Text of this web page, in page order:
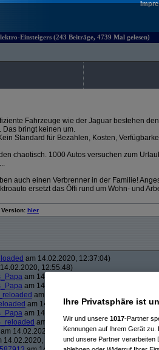
Einsteigers (243 Beiträge, 4739 Mal gelesen)
Fahrzeuge wie der Jaguar bestehen
Das bringt keinen um.
Standard für Bezahlen, Kosten,
chaotisch. 1000 Autos versuchen zum
auch einen Verbrenner in der Familie!
ersetzt das Öffi rund um Wohn- und
Version: hier
am 14.02.2020, 12:37:04)
12:55:48)
am 14.02.2020, 13:02:15)
am 14.02.2020, 13:03:51)
am 14.02.2020, 13:07:09)
am 14.02.2020, 13:07:37)
am 14.02.2020, 13:10:58)
am 14.02.2020, 13:14:43)
am 14.02.2020, 13:19:26)
14.02.2020, 13:21:14)
Ihre Privatsphäre ist
Wir und unsere 1017-Partner
Kennungen auf Ihrem Gerät zu.
und unsere Partner verarbeiten